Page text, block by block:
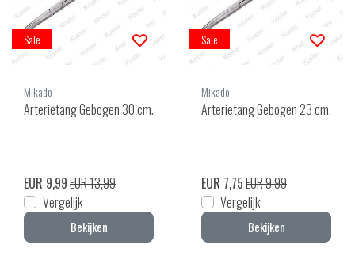
Sale
Mikado
Arterietang Gebogen 30 cm.
EUR 9,99EUR 13,99
Vergelijk
Bekijken
Sale
Mikado
Arterietang Gebogen 23 cm.
EUR 7,75EUR 9,99
Vergelijk
Bekijken